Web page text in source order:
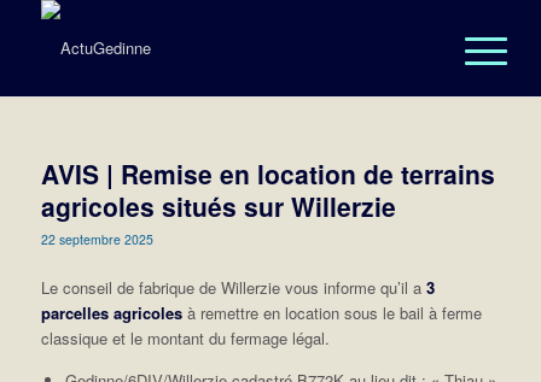
AVIS | Remise en location de terrains
agricoles situés sur Willerzie
22 septembre 2025
Le conseil de fabrique de Willerzie vous informe qu’il a 3
parcelles agricolesà remettre en location sous le bail à ferme
classique et le montant du fermage légal.